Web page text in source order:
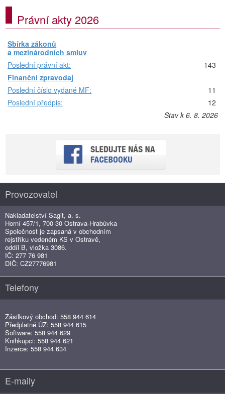
Právní akty 2026
Sbírka zákonů
a mezinárodních smluv
Poslední právní akt:
143
Finanční zpravodaj
Poslední číslo vydané MF:
11
Poslední předpis:
12
Stav k 6. 8. 2026
Provozovatel
Nakladatelství Sagit, a. s.
Horní 457/1, 700 30 Ostrava-Hrabůvka
Společnost je zapsaná v obchodním
rejstříku vedeném KS v Ostravě,
oddíl B, vložka 3086.
IČ: 277 76 981
DIČ: CZ27776981
Telefony
Zásilkový obchod: 558 944 614
Předplatné ÚZ: 558 944 615
Software: 558 944 629
Knihkupci: 558 944 621
Inzerce: 558 944 634
E-maily